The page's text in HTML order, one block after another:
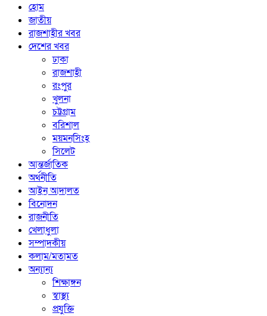
হোম
জাতীয়
রাজশাহীর খবর
দেশের খবর
ঢাকা
রাজশাহী
রংপুর
খুলনা
চট্টগ্রাম
বরিশাল
ময়মনসিংহ
সিলেট
আন্তর্জাতিক
অর্থনীতি
আইন আদালত
বিনোদন
রাজনীতি
খেলাধুলা
সম্পাদকীয়
কলাম/মতামত
অন্যান্য
শিক্ষাঙ্গন
স্বাস্থ্য
প্রযুক্তি